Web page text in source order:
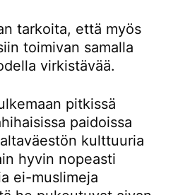
tarkoita, että myös
toimivan samalla
virkistävää.
pitkissä
paidoissa
kulttuuria
hyvin nopeasti
ei-muslimeja